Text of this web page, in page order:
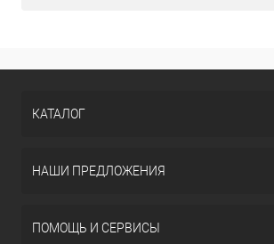
КАТАЛОГ
НАШИ ПРЕДЛОЖЕНИЯ
ПОМОЩЬ И СЕРВИСЫ